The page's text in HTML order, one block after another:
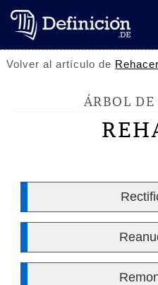
Volver al artículo de Rehacer
ÁRBOL